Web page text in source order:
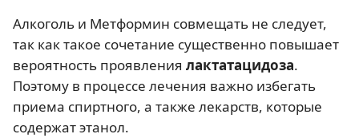
Алкоголь и Метформин совмещать не следует,
так как такое сочетание существенно повышает
вероятность проявления лактатацидоза.
Поэтому в процессе лечения важно избегать
приема спиртного, а также лекарств, которые
содержат этанол.